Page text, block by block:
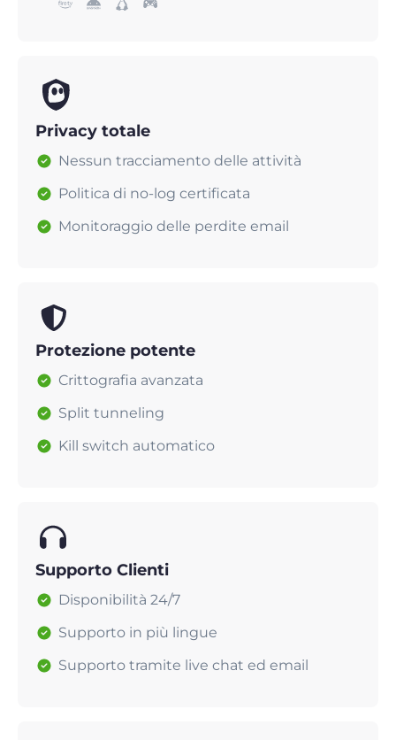
Privacy totale
Nessun tracciamento delle attività
Politica di no-log certificata
Monitoraggio delle perdite email
Protezione potente
Crittografia avanzata
Split tunneling
Kill switch automatico
Supporto Clienti
Disponibilità 24/7
Supporto in più lingue
Supporto tramite live chat ed email